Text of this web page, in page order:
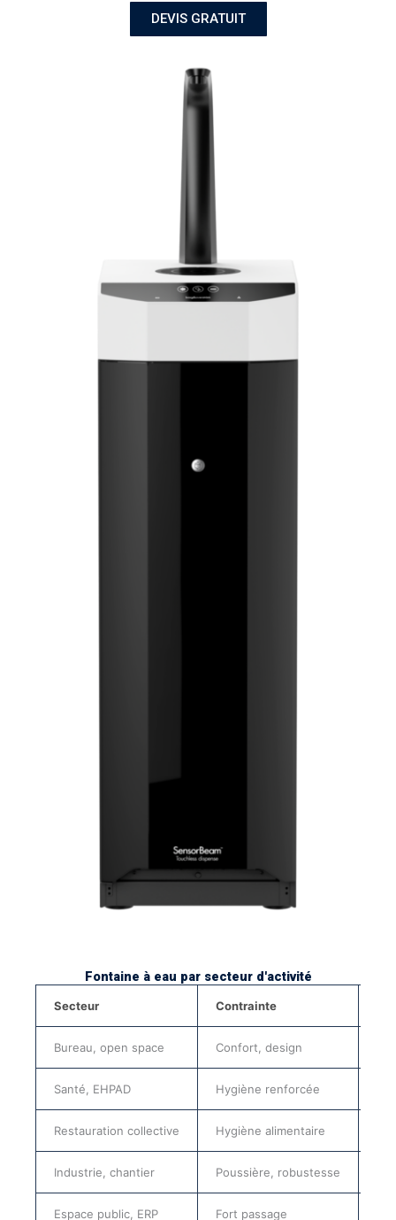
DEVIS GRATUIT
Fontaine à eau par secteur d'activité
Secteur Contrainte
Bureau, open space Confort, design
Santé, EHPAD Hygiène renforcée
Restauration collective Hygiène alimentaire
Industrie, chantier Poussière, robustesse
Espace public, ERP Fort passage